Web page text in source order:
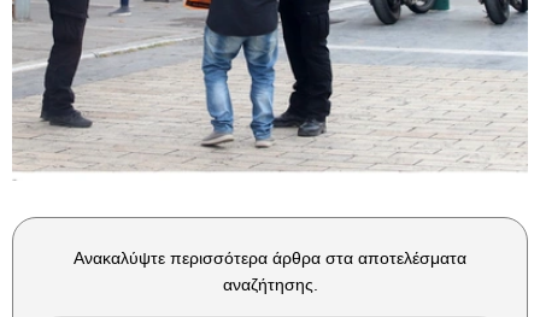
Ανακαλύψτε περισσότερα άρθρα στα αποτελέσματα
αναζήτησης.